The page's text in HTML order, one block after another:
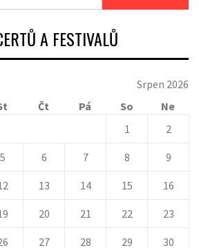
A FESTIVALŮ
Srpen 2026
Čt Pá So
Ne
1
2
5 6 7 8 9
13 14 15 16
20 21 22 23
27 28 29 30